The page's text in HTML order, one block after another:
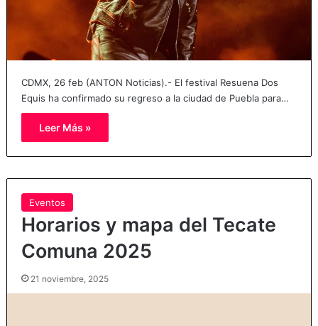
CDMX, 26 feb (ANTON Noticias).- El festival Resuena Dos
Equis ha confirmado su regreso a la ciudad de Puebla para…
Leer Más »
Eventos
Horarios y mapa del Tecate
Comuna 2025
21 noviembre, 2025